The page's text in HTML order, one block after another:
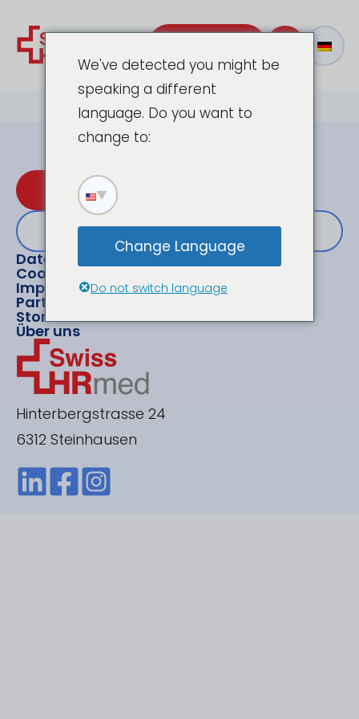
Hinterbergstrasse 24
6312 Steinhausen
Partner
Stories
Über uns
Datenschutzerklärung
Cookie-Richtlinie
Impressum
Termin vereinbaren
oder kontaktieren
We've detected you might be
speaking a different
language. Do you want to
change to:
Change Language
Do not switch language